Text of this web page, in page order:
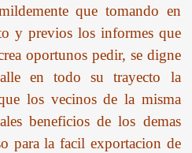
que tomando en
y previos los informes que
oportunos pedir, se digne
en todo su trayecto la
los vecinos de la misma
beneficios de los demas
para la facil exportacion de